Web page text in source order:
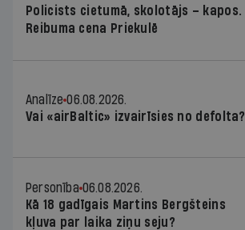
Policists cietumā, skolotājs – kapos.
Reibuma cena Priekulē
Analīze 06.08.2026.
Vai «airBaltic» izvairīsies no defolta?
Personība 06.08.2026.
Kā 18 gadīgais Martins Bergšteins
kļuva par laika ziņu seju?